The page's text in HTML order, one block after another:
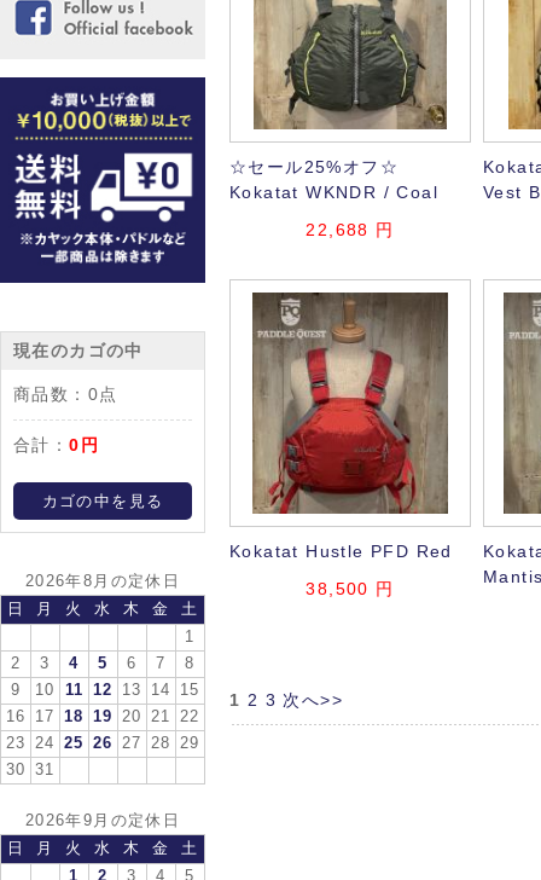
現在のカゴの中
商品数： 0点
合計：0円
カゴの中を見る
2026年8月の定休日
日
月 火 水 木 金
土
1
2
3 4 5 6 7
8
9
10 11 12 13 14
15
16
17 18 19 20 21
22
23
24 25 26 27 28
29
30
31
2026年9月の定休日
日
月 火 水 木 金
土
1
2 3 4
5
☆セール25%オフ☆
Kokatat WKNDR / Coal
22,688 円
Vest
Kokatat Hustle PFD Red
38,500 円
1 2 3 次へ>>